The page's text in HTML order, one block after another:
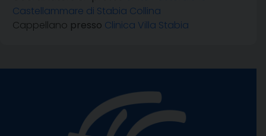
Castellammare di Stabia Collina
Cappellano presso Clinica Villa Stabia